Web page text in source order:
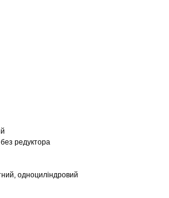
без редуктора
одноциліндровий